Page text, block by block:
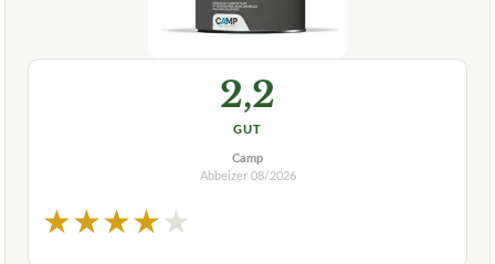
2,2
GUT
Camp
Abbeizer 08/2026
★★★★★